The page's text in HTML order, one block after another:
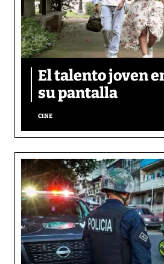
El talento joven
su pantalla​
CINE